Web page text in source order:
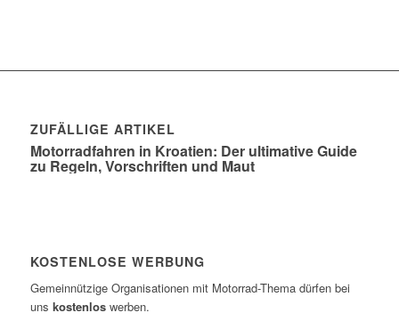
ZUFÄLLIGE ARTIKEL
Motorradfahren in Kroatien: Der ultimative Guide
zu Regeln, Vorschriften und Maut
KOSTENLOSE WERBUNG
Gemeinnützige Organisationen mit Motorrad-Thema dürfen bei
uns kostenloswerben.